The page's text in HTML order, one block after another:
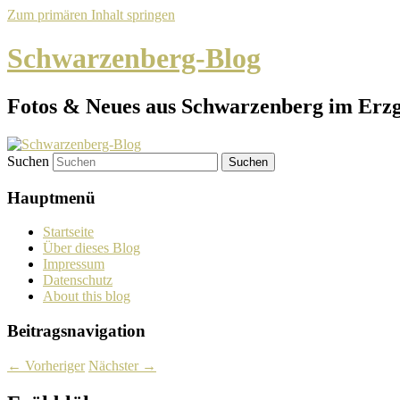
Zum primären Inhalt springen
Schwarzenberg-Blog
Fotos & Neues aus Schwarzenberg im
Suchen
Hauptmenü
Startseite
Über dieses Blog
Impressum
Datenschutz
About this blog
Beitragsnavigation
← Vorheriger Nächster →